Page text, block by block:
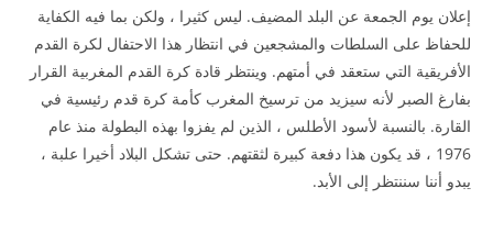
إعلان يوم الجمعة عن البلد المضيف. ليس كثيرا ، ولكن بما فيه الكفاية
للحفاظ على السلطات والمشجعين في انتظار هذا الاحتفال لكرة القدم
الأفريقية التي ستعقد في أمتهم. وينتظر قادة كرة القدم المغربية القرار
بفارغ الصبر لأنه سيزيد من ترسيخ المغرب كأمة كرة قدم رئيسية في
القارة. بالنسبة لأسود الأطلس ، الذين لم يفزوا بهذه البطولة منذ عام
1976 ، قد يكون هذا دفعة كبيرة لثقتهم. حتى تشكل البلاد أخيرا علبة ،
يبدو أننا سننتظر إلى الأبد.